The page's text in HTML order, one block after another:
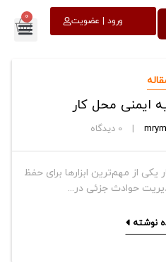
ورود | عضویت 0
ایمنی محل کار
دیدگاه
از مهم‌ترین ابزارها برای حفظ
حوادث جزئی در...
نوشته